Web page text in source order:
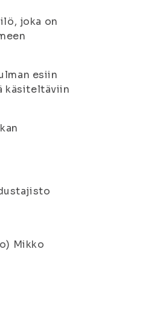
joka on
esiin
käsiteltäviin
Mikko